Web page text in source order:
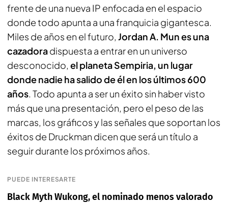
frente de una nueva IP enfocada en el espacio
donde todo apunta a una franquicia gigantesca.
Miles de años en el futuro, Jordan A. Mun es una
cazadoradispuesta a entrar en un universo
desconocido, el planeta Sempiria, un lugar
donde nadie ha salido de él en los últimos 600
años. Todo apunta a ser un éxito sin haber visto
más que una presentación, pero el peso de las
marcas, los gráficos y las señales que soportan los
éxitos de Druckman dicen que será un título a
seguir durante los próximos años.
PUEDE INTERESARTE
Black Myth Wukong, el nominado menos valorado